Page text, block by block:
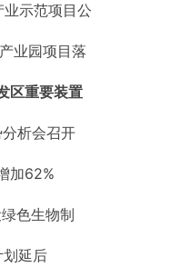
示范项目公
业园项目落
区重要装置
析会召开
加62%
色生物制
延后